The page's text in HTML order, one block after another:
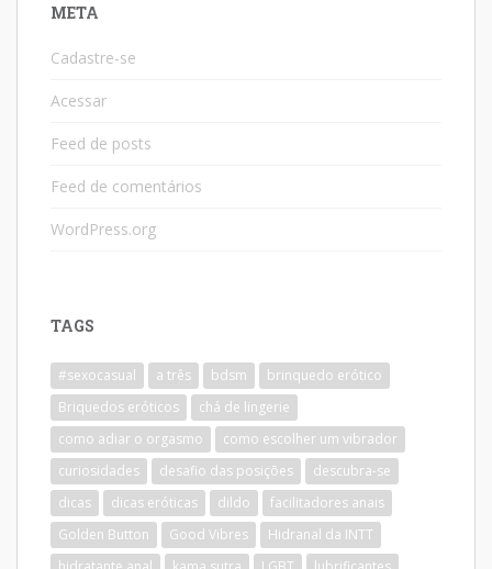
META
Cadastre-se
Acessar
Feed de posts
Feed de comentários
WordPress.org
TAGS
#sexocasual a três bdsm
brinquedo erótico
Briquedos eróticos
chá de lingerie
como adiar o orgasmo
como escolher um vibrador
curiosidades
desafio das posições
descubra-se
dicas
dicas eróticas dildo
facilitadores anais
Golden Button
Good Vibres
Hidranal da INTT